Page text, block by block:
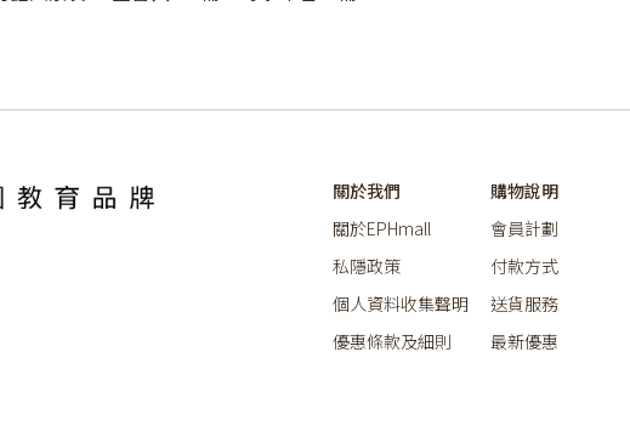
關於我們
關於EPHmall
私隱政策
個人資料收集聲明
優惠條款及細則
購物說明
會員計劃
付款方式
送貨服務
最新優惠